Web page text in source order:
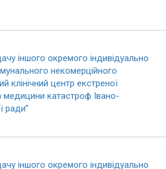
іншого окремого індивідуально
некомерційного
клінічний центр екстреної
катастроф Івано-
ради”
іншого окремого індивідуально